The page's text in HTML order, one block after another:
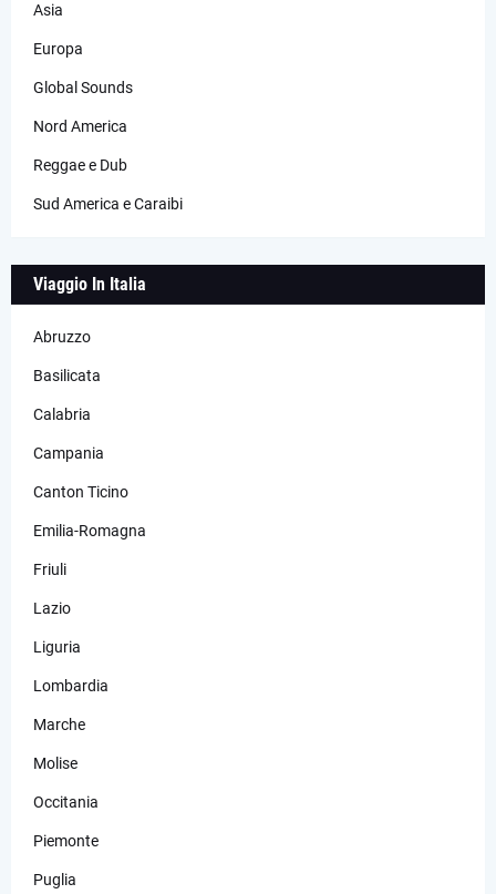
Asia
Europa
Global Sounds
Nord America
Reggae e Dub
Sud America e Caraibi
Viaggio In Italia
Abruzzo
Basilicata
Calabria
Campania
Canton Ticino
Emilia-Romagna
Friuli
Lazio
Liguria
Lombardia
Marche
Molise
Occitania
Piemonte
Puglia